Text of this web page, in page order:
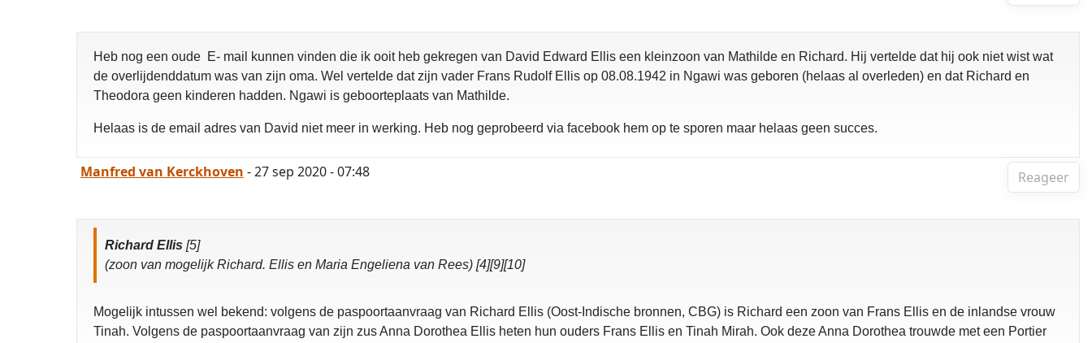
Heb nog een oude E- mail kunnen vinden die ik ooit heb gekregen van David Edward Ellis een kleinzoon van Mathilde en Richard. Hij vertelde dat hij ook niet wist wat
de overlijdenddatum was van zijn oma. Wel vertelde dat zijn vader Frans Rudolf Ellis op 08.08.1942 in Ngawi was geboren (helaas al overleden) en dat Richard en
Theodora geen kinderen hadden. Ngawi is geboorteplaats van Mathilde.
Helaas is de email adres van David niet meer in werking. Heb nog geprobeerd via facebook hem op te sporen maar helaas geen succes.
Reageer
Manfred van Kerckhoven - 27 sep 2020 - 07:48
Richard Ellis [5]
(zoon van mogelijk Richard. Ellis en Maria Engeliena van Rees) [4][9][10]
Mogelijk intussen wel bekend: volgens de paspoortaanvraag van Richard Ellis (Oost-Indische bronnen, CBG) is Richard een zoon van Frans Ellis en de inlandse vrouw
Tinah. Volgens de paspoortaanvraag van zijn zus Anna Dorothea Ellis heten hun ouders Frans Ellis en Tinah Mirah. Ook deze Anna Dorothea trouwde met een Portier